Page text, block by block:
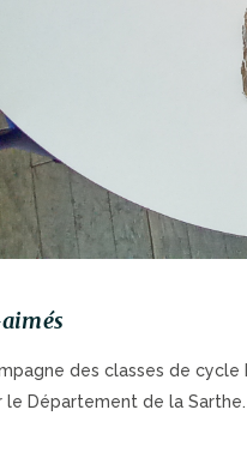
des classes de
le Département de la